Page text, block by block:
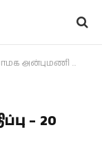
– 20 நிமிட பேச்சுவார்த்தை !
– 20